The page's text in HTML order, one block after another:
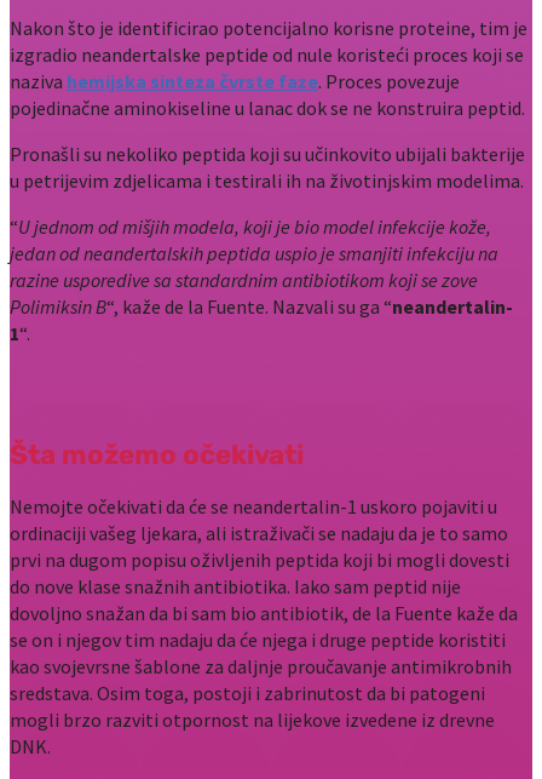
Nakon što je identificirao potencijalno korisne proteine, tim je
izgradio neandertalske peptide od nule koristeći proces koji se
naziva hemijska sinteza čvrste faze. Proces povezuje
pojedinačne aminokiseline u lanac dok se ne konstruira peptid.
Pronašli su nekoliko peptida koji su učinkovito ubijali bakterije
u petrijevim zdjelicama i testirali ih na životinjskim modelima.
“U jednom od mišjih modela, koji je bio model infekcije kože,
jedan od neandertalskih peptida uspio je smanjiti infekciju na
razine usporedive sa standardnim antibiotikom koji se zove
Polimiksin B“, kaže de la Fuente. Nazvali su ga “neandertalin-
1“.
Šta možemo očekivati
Nemojte očekivati da će se neandertalin-1 uskoro pojaviti u
ordinaciji vašeg ljekara, ali istraživači se nadaju da je to samo
prvi na dugom popisu oživljenih peptida koji bi mogli dovesti
do nove klase snažnih antibiotika. Iako sam peptid nije
dovoljno snažan da bi sam bio antibiotik, de la Fuente kaže da
se on i njegov tim nadaju da će njega i druge peptide koristiti
kao svojevrsne šablone za daljnje proučavanje antimikrobnih
sredstava. Osim toga, postoji i zabrinutost da bi patogeni
mogli brzo razviti otpornost na lijekove izvedene iz drevne
DNK.